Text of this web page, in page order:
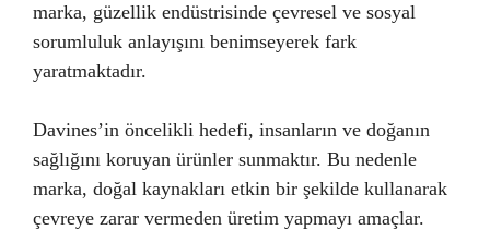
marka, güzellik endüstrisinde çevresel ve sosyal
sorumluluk anlayışını benimseyerek fark
yaratmaktadır.
Davines’in öncelikli hedefi, insanların ve doğanın
sağlığını koruyan ürünler sunmaktır. Bu nedenle
marka, doğal kaynakları etkin bir şekilde kullanarak
çevreye zarar vermeden üretim yapmayı amaçlar.